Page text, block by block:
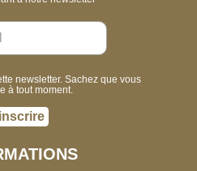
newsletter. Sachez que vous
à tout moment.